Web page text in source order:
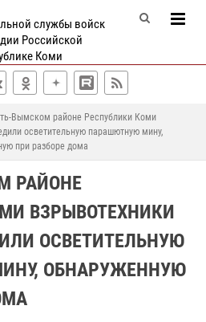
службы войск
Российской
Коми
Вымском районе Республики Коми
осветительную парашютную мину,
при разборе дома
РАЙОНЕ
ВЗРЫВОТЕХНИКИ
ОСВЕТИТЕЛЬНУЮ
ОБНАРУЖЕННУЮ